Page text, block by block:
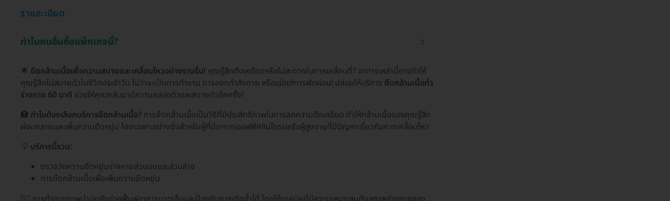
รายละเอียด
ทำไมคนอื่นซื้อแพ็กเกจนี้?
🌟 ยืดกล้ามเนื้อเพื่อความสบายและเคลื่อนไหวอย่างราบรื่น! คุณรู้สึกตึงเครียดหรือไม่สะดวกในการเคลื่อนที่? อาการเหล่านี้อาจทำให้
คุณรู้สึกไม่สบายตัวในชีวิตประจำวัน ไม่ว่าจะเป็นการทำงาน การออกกำลังกาย หรือแม้แต่การพักผ่อน! ปล่อยให้บริการ ยืดกล้ามเนื้อทั่ว
ร่างกาย 60 นาที ช่วยให้คุณกลับมามีความคล่องตัวและสบายตัวอีกครั้ง!
🏥 ทำไมต้องเลือกบริการยืดกล้ามเนื้อ? การยืดกล้ามเนื้อเป็นวิธีที่มีประสิทธิภาพในการลดความตึงเครียด ทำให้กล้ามเนื้อของคุณรู้สึก
ผ่อนคลายและเพิ่มความยืดหยุ่น โดยเฉพาะอย่างยิ่งสำหรับผู้ที่มีอาการออฟฟิศซินโดรมหรือผู้สูงอายุที่มีปัญหาเกี่ยวกับการเคลื่อนไหว
💡 บริการนี้รวม:
ตรวจวัดความยืดหยุ่นร่างกายส่วนบนและส่วนล่าง
การยืดกล้ามเนื้อเพื่อเพิ่มความยืดหยุ่น